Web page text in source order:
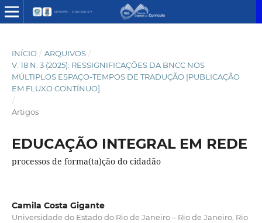
INÍCIO / ARQUIVOS /
V. 18 N. 3 (2025): RESSIGNIFICAÇÕES DA BNCC NOS
MÚLTIPLOS ESPAÇO-TEMPOS DE TRADUÇÃO [PUBLICAÇÃO
EM FLUXO CONTÍNUO]
/
Artigos
EDUCAÇÃO INTEGRAL EM REDE
processos de forma(ta)ção do cidadão
Camila Costa Gigante
Universidade do Estado do Rio de Janeiro – Rio de Janeiro, Rio